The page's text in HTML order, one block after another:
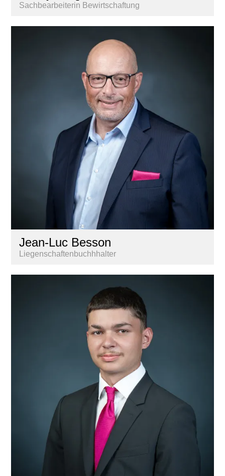
Sachbearbeiterin Bewirtschaftung
Jean-Luc Besson
Liegenschaftenbuchhhalter